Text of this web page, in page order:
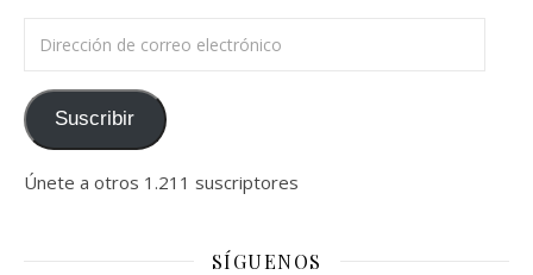
Suscribir
Únete a otros 1.211 suscriptores
SÍGUENOS